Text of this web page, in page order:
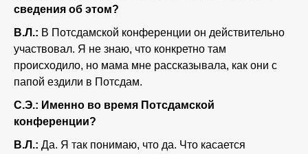
сведения об этом?
В.Л.: В Потсдамской конференции он действительно
участвовал. Я не знаю, что конкретно там
происходило, но мама мне рассказывала, как они с
папой ездили в Потсдам.
С.Э.: Именно во время Потсдамской
конференции?
В.Л.: Да. Я так понимаю, что да. Что касается